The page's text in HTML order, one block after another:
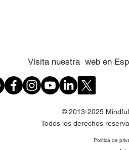
Visita nuestra web en
© 2013-2025
Todos los derechos
Política de